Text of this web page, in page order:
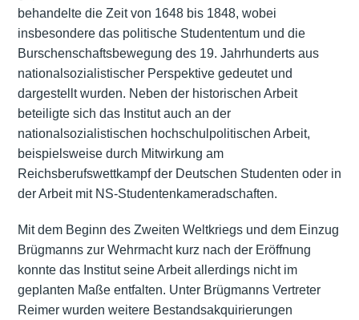
behandelte die Zeit von 1648 bis 1848, wobei
insbesondere das politische Studententum und die
Burschenschaftsbewegung des 19. Jahrhunderts aus
nationalsozialistischer Perspektive gedeutet und
dargestellt wurden. Neben der historischen Arbeit
beteiligte sich das Institut auch an der
nationalsozialistischen hochschulpolitischen Arbeit,
beispielsweise durch Mitwirkung am
Reichsberufswettkampf der Deutschen Studenten oder in
der Arbeit mit NS-Studentenkameradschaften.
Mit dem Beginn des Zweiten Weltkriegs und dem Einzug
Brügmanns zur Wehrmacht kurz nach der Eröffnung
konnte das Institut seine Arbeit allerdings nicht im
geplanten Maße entfalten. Unter Brügmanns Vertreter
Reimer wurden weitere Bestandsakquirierungen